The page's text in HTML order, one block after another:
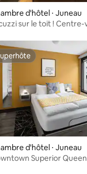
d'hôtel ⋅ Juneau
sur le toit ! Centre-
d'hôtel ⋅ Juneau
Superior